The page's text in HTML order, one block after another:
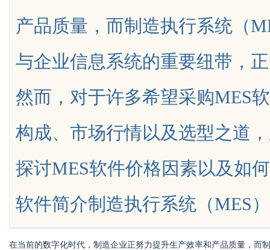
uz
产品质量，而制造执行系统（
与企业信息系统的重要纽带，
然而，对于许多希望采购MES
构成、市场行情以及选型之道
探讨MES软件价格因素以及如
软件简介制造执行系统（MES
在当前的数字化时代，制造企业正努力提升生产效率和产品质量，而
全维度解析 花钱，ai却天天给他免